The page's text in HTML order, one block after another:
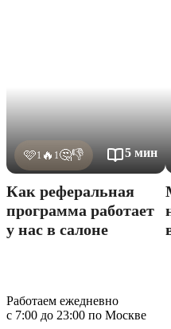
Как реферальная
программа работает
у нас в салоне
🩷1 🔥 1 🤔👎 5 мин
Работаем ежедневно
с 7:00 до 23:00 по Москве